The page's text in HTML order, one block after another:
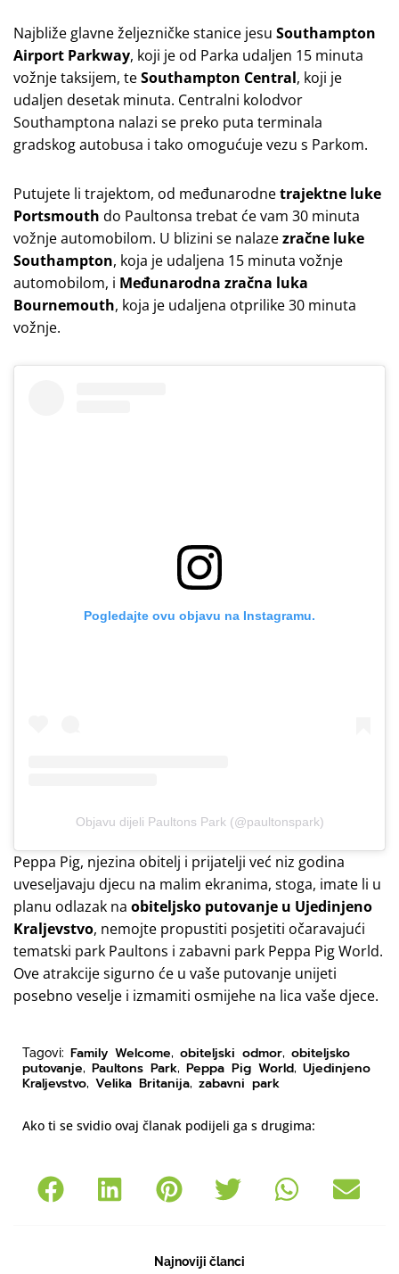
Najbliže glavne željezničke stanice jesu Southampton
Airport Parkway, koji je od Parka udaljen 15 minuta
vožnje taksijem, teSouthampton Central, koji je
udaljen desetak minuta. Centralni kolodvor
Southamptona nalazi se preko puta terminala
gradskog autobusa i tako omogućuje vezu s Parkom.
Putujete li trajektom, od međunarodnetrajektne luke
Portsmouth do Paultonsa trebat će vam 30 minuta
vožnje automobilom. U blizini se nalazezračne luke
Southampton, koja je udaljena 15 minuta vožnje
automobilom, i Međunarodna zračna luka
Bournemouth, koja je udaljena otprilike 30 minuta
vožnje.
Pogledajte ovu objavu na Instagramu.
Objavu dijeli Paultons Park (@paultonspark)
Peppa Pig, njezina obitelj i prijatelji već niz godina
uveseljavaju djecu na malim ekranima, stoga, imate li u
planu odlazak na obiteljsko putovanje u Ujedinjeno
Kraljevstvo, nemojte propustiti posjetiti očaravajući
tematski park Paultons i zabavni park Peppa Pig World.
Ove atrakcije sigurno će u vaše putovanje unijeti
posebno veselje i izmamiti osmijehe na lica vaše djece.
Tagovi: Family Welcome, obiteljski odmor, obiteljsko
putovanje, Paultons Park, Peppa Pig World, Ujedinjeno
Kraljevstvo, Velika Britanija, zabavni park
Ako ti se svidio ovaj članak podijeli ga s drugima:
Najnoviji članci